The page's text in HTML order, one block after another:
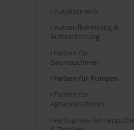
Autokosmetik
Autoaufbereitung &
Autolackierung
Farben für
Baumaschinen
Farben für Pumpen
Farben für
Agrarmaschinen
Farbsprays für Teppiche